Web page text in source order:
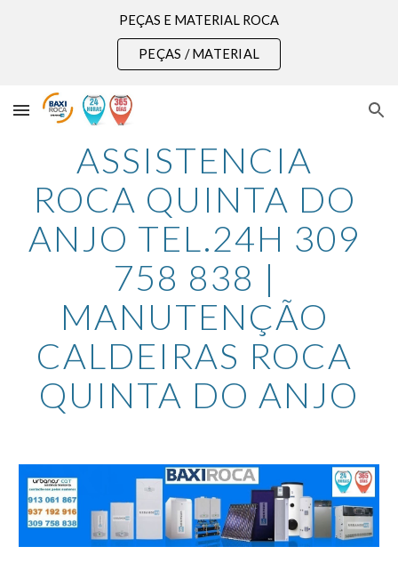
Skip to main content
PEÇAS E MATERIAL ROCA
PEÇAS / MATERIAL
ASSISTENCIA
ROCA QUINTA DO
ANJO TEL.24H 309
758 838 |
MANUTENÇÃO
CALDEIRAS ROCA
QUINTA DO ANJO